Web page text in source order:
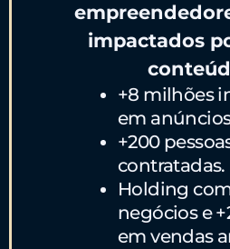
impactados
+8 milhões
em
+200
contratadas.
Holding
negócios e
em vendas